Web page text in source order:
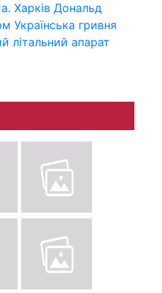
Харків Дональд
Українська гривня
літальний апарат